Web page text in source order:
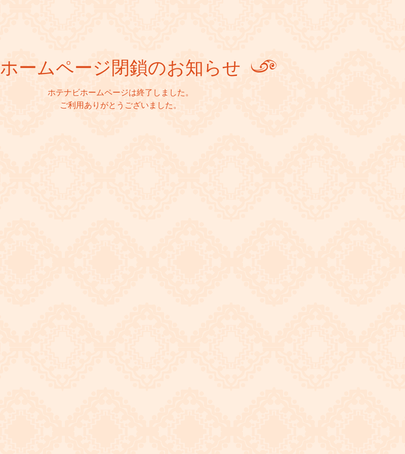
ホームページ閉鎖のお知らせ
ホテナビホームページは終了しました。
ご利用ありがとうございました。